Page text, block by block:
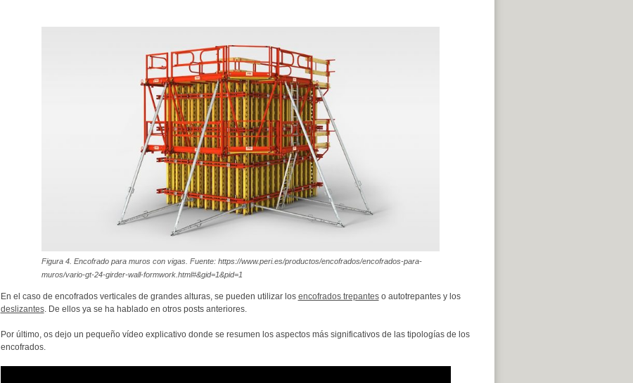
Figura 4. Encofrado para muros con vigas. Fuente: https://www.peri.es/productos/encofrados/encofrados-para-
muros/vario-gt-24-girder-wall-formwork.html#&gid=1&pid=1
En el caso de encofrados verticales de grandes alturas, se pueden utilizar los encofrados trepanteso autotrepantes y los
deslizantes. De ellos ya se ha hablado en otros posts anteriores.
Por último, os dejo un pequeño vídeo explicativo donde se resumen los aspectos más significativos de las tipologías de los
encofrados.